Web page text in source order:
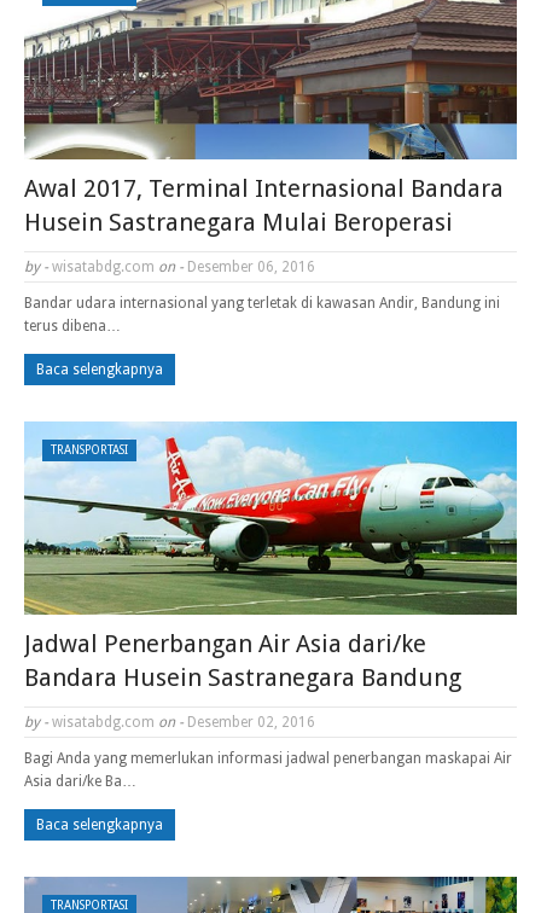
Awal 2017, Terminal Internasional Bandara
Husein Sastranegara Mulai Beroperasi
by - wisatabdg.com on - Desember 06, 2016
Bandar udara internasional yang terletak di kawasan Andir, Bandung ini
terus dibena…
Baca selengkapnya
TRANSPORTASI
Jadwal Penerbangan Air Asia dari/ke
Bandara Husein Sastranegara Bandung
by - wisatabdg.com on - Desember 02, 2016
Bagi Anda yang memerlukan informasi jadwal penerbangan maskapai Air
Asia dari/ke Ba…
Baca selengkapnya
TRANSPORTASI